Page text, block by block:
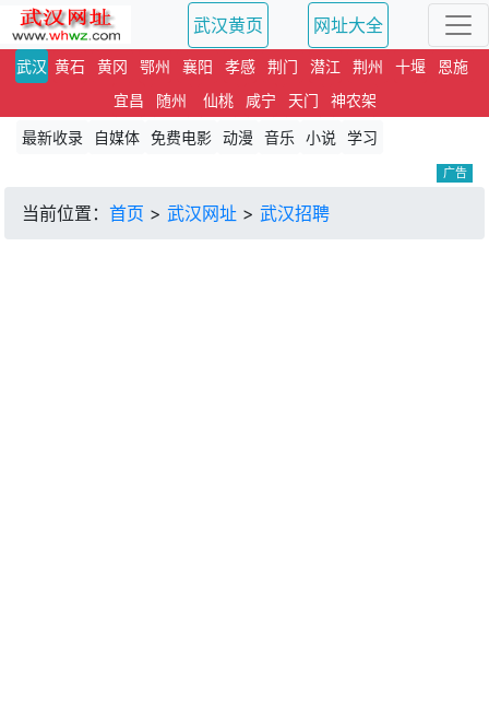
武汉黄页 网址大全
武汉 黄石 黄冈 鄂州 襄阳 孝感 荆门 潜江 荆州 十堰
恩施
宜昌
随州 仙桃 咸宁 天门
神农架
最新收录
自媒体 免费电影 动漫 音乐 小说 学习
广告
当前位置： 首页 > 武汉网址 > 武汉招聘